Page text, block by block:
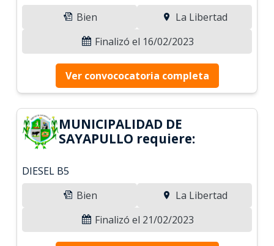
Bien
La Libertad
Finalizó el 16/02/2023
Ver convococatoria completa
MUNICIPALIDAD DE
SAYAPULLO requiere:
DIESEL B5
Bien
La Libertad
Finalizó el 21/02/2023